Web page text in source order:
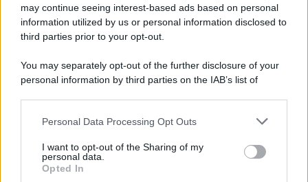
may continue seeing interest-based ads based on personal
information utilized by us or personal information disclosed to
third parties prior to your opt-out.
You may separately opt-out of the further disclosure of your
personal information by third parties on the IAB’s list of
This information may also be disclosed by us to third parties
disclose it to other third parties.
Please note that this website/app uses one or more Google
Personal Data Processing Opt Outs
I want to opt-out of the Sharing of my
personal data.
Opted In
Lo sapevi che...
Mai così tante città italiane tra le più
care d’Europa: la classifica 2026 fa
discutere
Rientro dalla Spagna, attenzione ai
controlli: cosa cambia negli aeroporti
italiani